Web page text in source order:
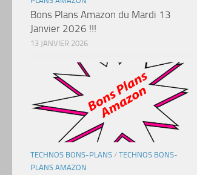
Bons Plans Amazon du Mardi 13
Janvier 2026 !!!
13 JANVIER 2026
TECHNOS BONS-PLANS / TECHNOS BONS-
PLANS AMAZON